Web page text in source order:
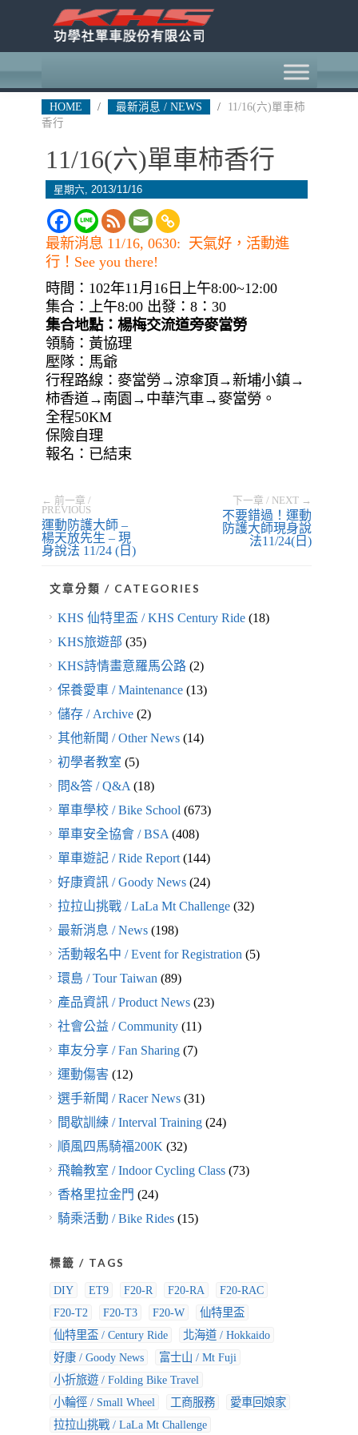
HOME / 最新消息 / NEWS /
11/16(六)單車柿
香行
11/16(六)單車柿香行
星期六, 2013/11/16
最新消息 11/16, 0630: 天氣好，活動進
行！See you there!
時間：102年11月16日上午8:00~12:00
集合：上午8:00 出發：8：30
集合地點：楊梅交流道旁麥當勞
領騎：黃協理
壓隊：馬爺
行程路線：麥當勞→涼傘頂→新埔小鎮→
柿香道→南園→中華汽車→麥當勞。
全程50KM
保險自理
報名：已結束
← 前一章 /
PREVIOUS
運動防護大師 –
楊天放先生 – 現
身說法 11/24 (日)
下一章 / NEXT →
不要錯過！運動
防護大師現身說
法11/24(日)
文章分類 / CATEGORIES
KHS 仙特里盃 / KHS Century Ride(18)
KHS旅遊部 (35)
KHS詩情畫意羅馬公路(2)
保養愛車 / Maintenance(13)
儲存 / Archive(2)
其他新聞 / Other News(14)
初學者教室 (5)
問&答 / Q&A(18)
單車學校 / Bike School(673)
單車安全協會 / BSA(408)
單車遊記 / Ride Report(144)
好康資訊 / Goody News(24)
拉拉山挑戰 / LaLa Mt Challenge(32)
最新消息 / News(198)
活動報名中 / Event for Registration(5)
環島 / Tour Taiwan(89)
產品資訊 / Product News(23)
社會公益 / Community(11)
車友分享 / Fan Sharing(7)
運動傷害(12)
選手新聞 / Racer News(31)
間歇訓練 / Interval Training(24)
順風四馬騎福200K(32)
飛輪教室 / Indoor Cycling Class(73)
香格里拉金門 (24)
騎乘活動 / Bike Rides(15)
標籤 / TAGS
DIY ET9 F20-R F20-RA
F20-RAC
F20-T2
F20-T3 F20-W
仙特里盃
仙特里盃 / Century Ride
北海道 / Hokkaido
好康 / Goody News
富士山 / Mt Fuji
小折旅遊 / Folding Bike Travel
小輪徑 / Small Wheel
工商服務
愛車回娘家
拉拉山挑戰 / LaLa Mt Challenge